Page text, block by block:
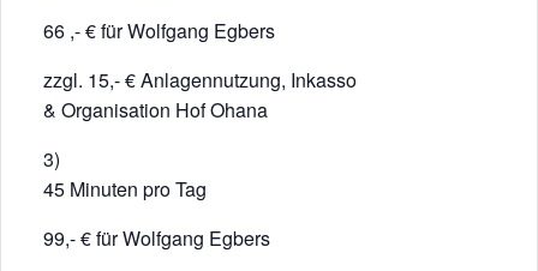
66 ,- € für Wolfgang Egbers
zzgl. 15,- € Anlagennutzung, Inkasso
& Organisation Hof Ohana
3)
45 Minuten pro Tag
99,- € für Wolfgang Egbers